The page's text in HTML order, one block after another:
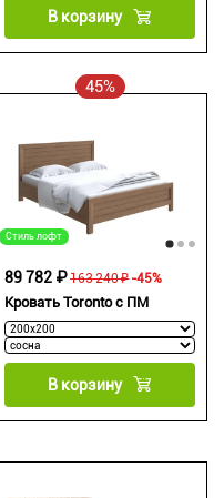
В корзину
45%
Стиль лофт
Кровать Toronto с ПМ
163 240 ₽
89 782 ₽ -45%
В корзину